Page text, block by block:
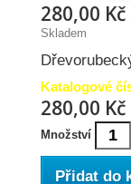
280,00 Kč
Skladem
Katalogové
280,00 Kč
Množství
Přidat do